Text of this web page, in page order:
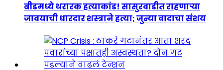
बीडमध्ये थरारक हत्याकांड! सासुरवाडीत राहणाऱ्या
जावयाची धारदार शस्त्राने हत्या; जुन्या वादाचा संशय